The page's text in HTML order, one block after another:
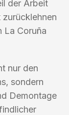
der Arbeit
La Coruña
nur den
sondern
Demontage